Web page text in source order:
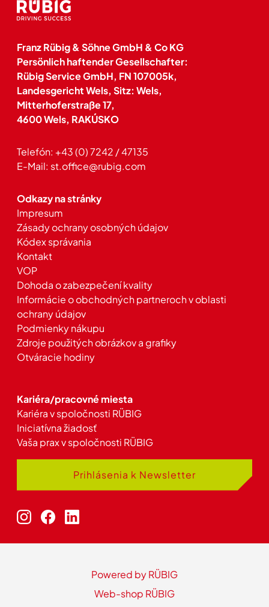
Franz Rübig & Söhne GmbH & Co KG
Persönlich haftender Gesellschafter:
Rübig Service GmbH, FN 107005k,
Landesgericht Wels, Sitz: Wels,
Mitterhoferstraße 17,
4600 Wels, RAKÚSKO
Telefón: +43 (0) 7242 / 47135
E-Mail: st.office@rubig.com
Odkazy na stránky
Impresum
Zásady ochrany osobných údajov
Kódex správania
Kontakt
VOP
Dohoda o zabezpečení kvality
Informácie o obchodných partneroch v oblasti
ochrany údajov
Podmienky nákupu
Zdroje použitých obrázkov a grafiky
Otváracie hodiny
Kariéra/pracovné miesta
Kariéra v spoločnosti RÜBIG
Iniciatívna žiadosť
Vaša prax v spoločnosti RÜBIG
Prihlásenia k Newsletter
Powered by RÜBIG
Web-shop RÜBIG